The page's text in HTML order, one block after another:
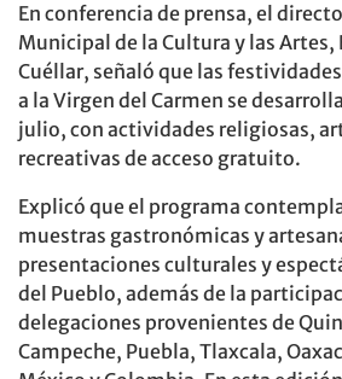
En conferencia de prensa, el
Municipal de la Cultura y las
Cuéllar, señaló que las
a la Virgen del Carmen se
julio, con actividades religiosas,
recreativas de acceso gratuito.
Explicó que el programa
muestras gastronómicas y
presentaciones culturales y
del Pueblo, además de la
delegaciones provenientes de
Campeche, Puebla, Tlaxcala,